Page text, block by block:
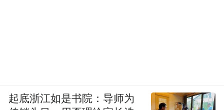
起底浙江如是书院：导师为